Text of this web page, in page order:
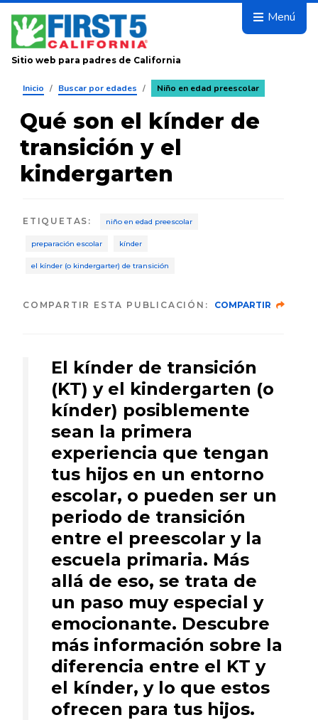
Avanza
Menú
Sitio web para padres de California
Inicio / Buscar por edades / Niño en edad preescolar
Qué son el kínder de
transición y el
kindergarten
ETIQUETAS : niño en edad preescolar
preparación escolar kínder
el kínder (o kindergarter) de transición
COMPARTIR ESTA PUBLICACIÓN: COMPARTIR
El kínder de transición
(KT) y el kindergarten (o
kínder) posiblemente
sean la primera
experiencia que tengan
tus hijos en un entorno
escolar, o pueden ser un
periodo de transición
entre el preescolar y la
escuela primaria. Más
allá de eso, se trata de
un paso muy especial y
emocionante. Descubre
más información sobre la
diferencia entre el KT y
el kínder, y lo que estos
ofrecen para tus hijos.